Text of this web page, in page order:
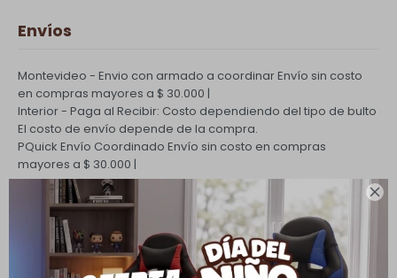

Envíos
Montevideo - Envio con armado a coordinarEnvío sin costo
en compras mayores a $ 30.000 |
Interior - Paga al Recibir: Costo dependiendo del tipo de bulto
El costo de envío depende de la compra.
PQuick Envío Coordinado Envío sin costo en compras
mayores a $ 30.000 |
Cambios y Devoluciones
Todas las compras realizadas tienen un plazo de 5 días para
su cambio.